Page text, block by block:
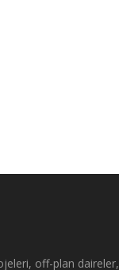
off-plan daireler,